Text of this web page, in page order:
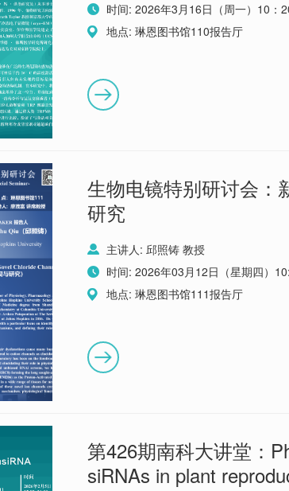
时间: 2026年3月16日（周一）10：
地点: 琳恩图书馆110报告厅
生物电镜特别研讨会：
研究
主讲人: 邱照铸 教授
时间: 2026年03月12日（星期四）
地点: 琳恩图书馆111报告厅
第426期南科大讲堂：
siRNAs in plant